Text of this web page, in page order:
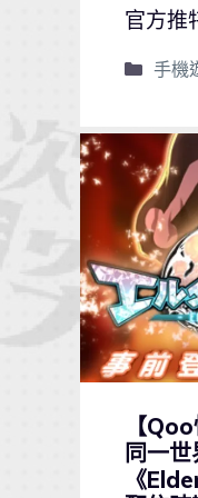
官方推
手機
【
同一
《